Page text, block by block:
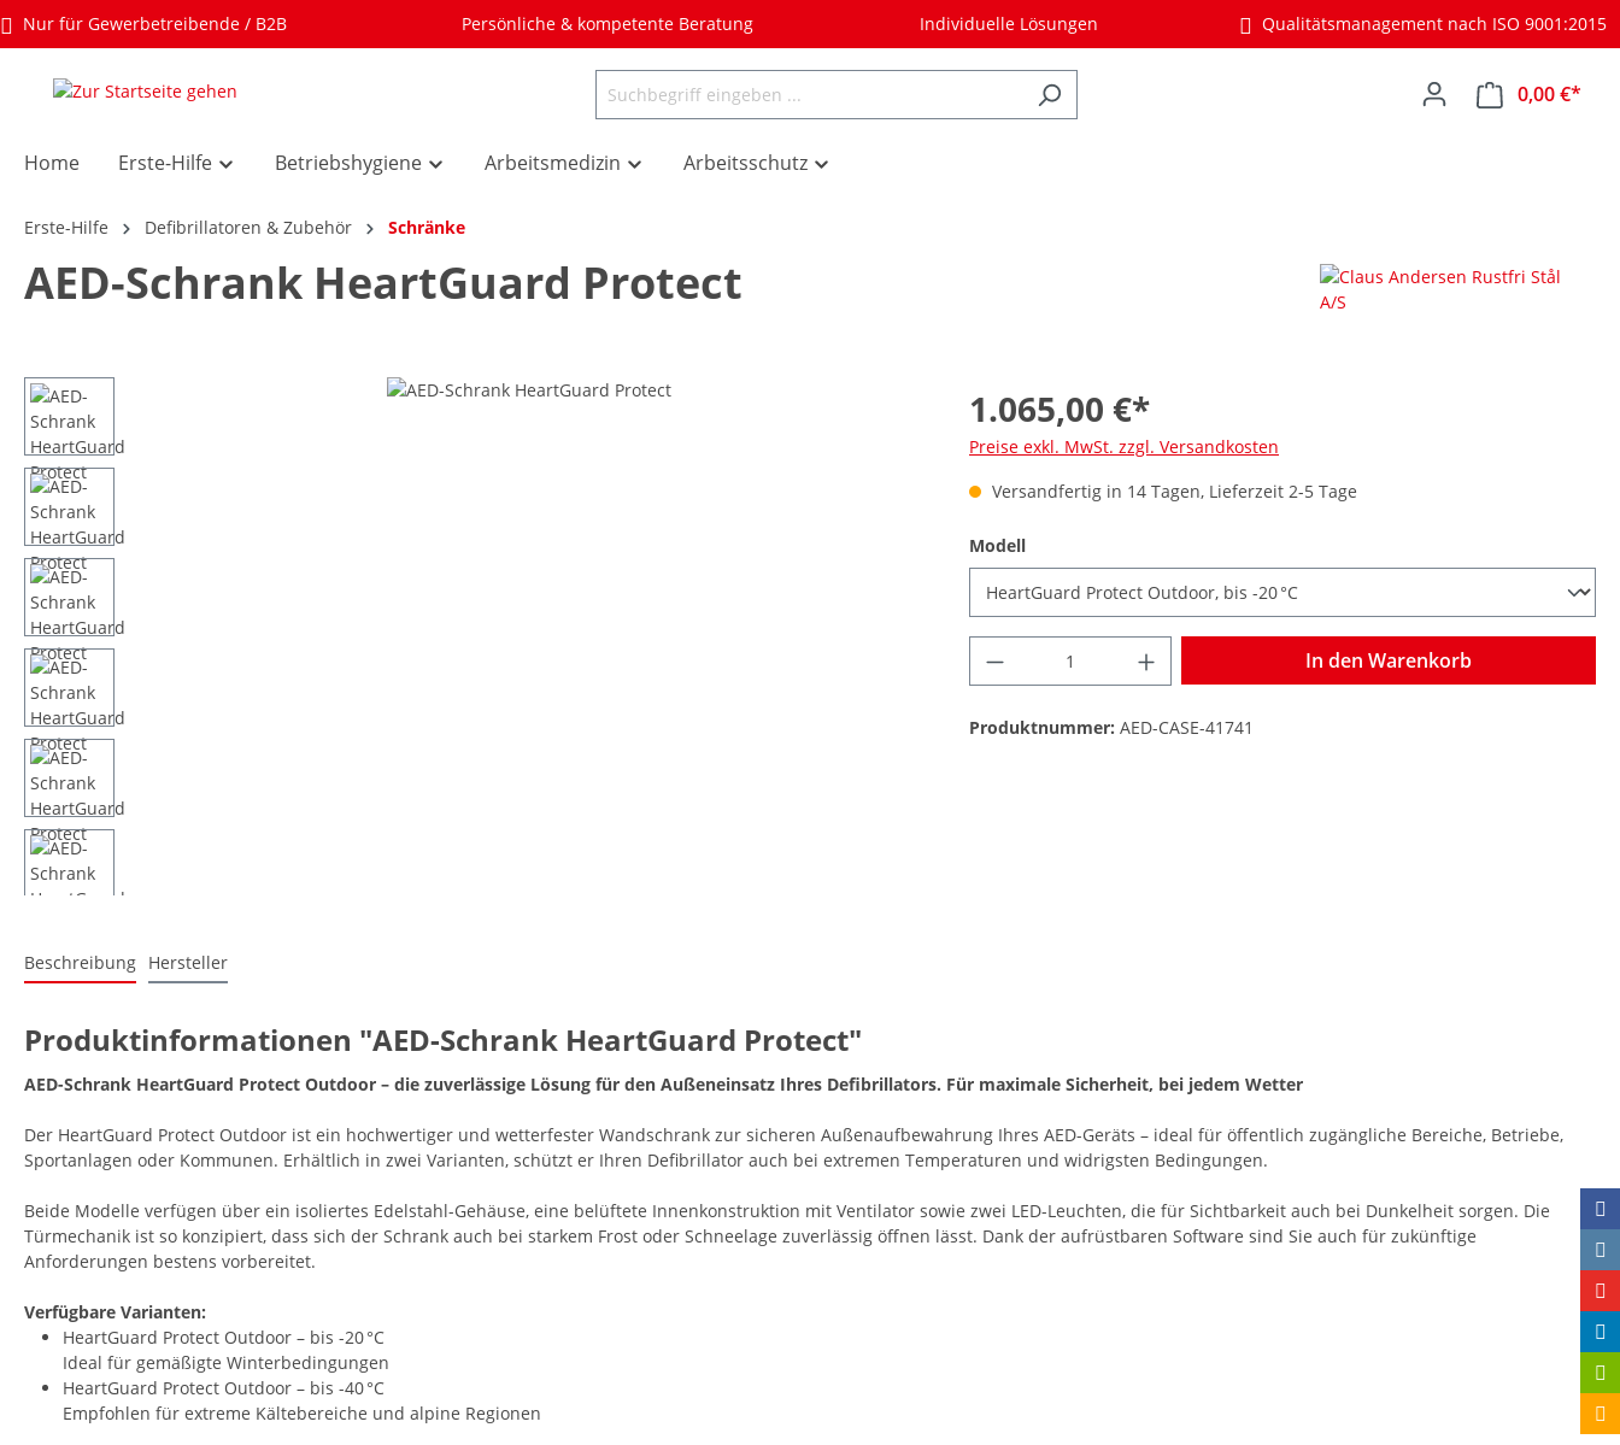
Nur für Gewerbetreibende / B2B Persönliche & kompetente Beratung Individuelle Lösungen Qualitätsmanagement nach ISO 9001:2015
0,00 €*
Home Erste-Hilfe Betriebshygiene Arbeitsmedizin Arbeitsschutz
Erste-Hilfe Defibrillatoren & Zubehör Schränke
AED-Schrank HeartGuard Protect
1.065,00 €*
Preise exkl. MwSt. zzgl. Versandkosten
Versandfertig in 14 Tagen, Lieferzeit 2-5 Tage
Modell
In den Warenkorb
Produktnummer: AED-CASE-41741
Beschreibung Hersteller
Produktinformationen "AED-Schrank HeartGuard Protect"
AED-Schrank HeartGuard Protect Outdoor – die zuverlässige Lösung für den Außeneinsatz Ihres Defibrillators. Für maximale Sicherheit, bei jedem Wetter
Der HeartGuard Protect Outdoor ist ein hochwertiger und wetterfester Wandschrank zur sicheren Außenaufbewahrung Ihres AED-Geräts – ideal für öffentlich zugängliche Bereiche, Betriebe,
Sportanlagen oder Kommunen. Erhältlich in zwei Varianten, schützt er Ihren Defibrillator auch bei extremen Temperaturen und widrigsten Bedingungen.
Beide Modelle verfügen über ein isoliertes Edelstahl-Gehäuse, eine belüftete Innenkonstruktion mit Ventilator sowie zwei LED-Leuchten, die für Sichtbarkeit auch bei Dunkelheit sorgen. Die
Türmechanik ist so konzipiert, dass sich der Schrank auch bei starkem Frost oder Schneelage zuverlässig öffnen lässt. Dank der aufrüstbaren Software sind Sie auch für zukünftige
Anforderungen bestens vorbereitet.
Verfügbare Varianten:
HeartGuard Protect Outdoor – bis -20 °C
Ideal für gemäßigte Winterbedingungen
HeartGuard Protect Outdoor – bis -40 °C
Empfohlen für extreme Kältebereiche und alpine Regionen